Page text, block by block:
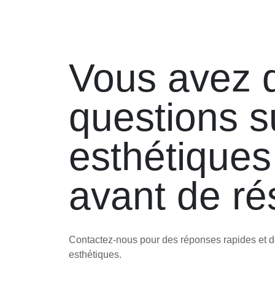
Vous avez
questions
avant de
Contactez-nous pour des réponses rapides et
esthétiques.